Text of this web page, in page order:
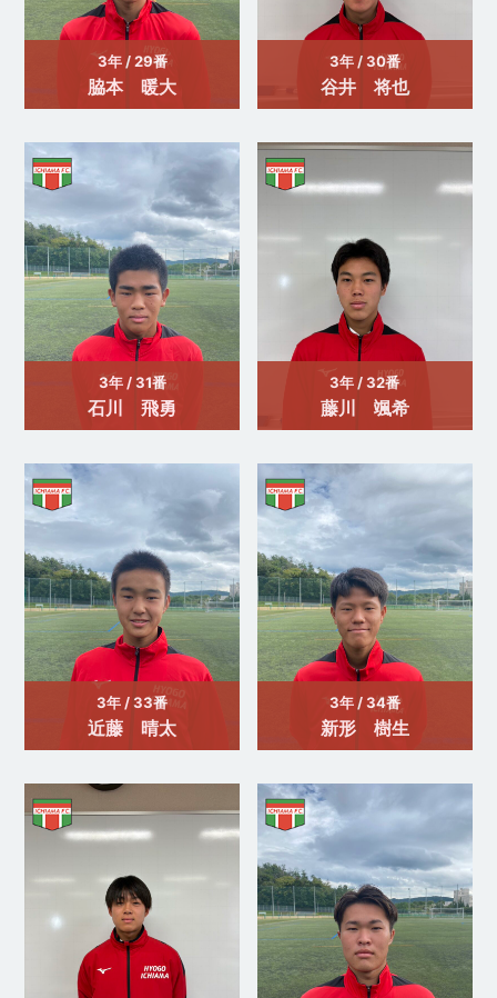
3年 / 29番
脇本 暖大
3年 / 30番
谷井 将也
3年 / 31番
石川 飛勇
3年 / 32番
藤川 颯希
3年 / 33番
近藤 晴太
3年 / 34番
新形 樹生